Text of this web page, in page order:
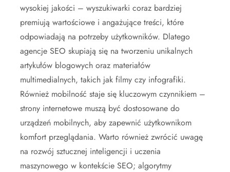
wysokiej jakości – wyszukiwarki coraz bardziej
premiują wartościowe i angażujące treści, które
odpowiadają na potrzeby użytkowników. Dlatego
agencje SEO skupiają się na tworzeniu unikalnych
artykułów blogowych oraz materiałów
multimedialnych, takich jak filmy czy infografiki.
Również mobilność staje się kluczowym czynnikiem –
strony internetowe muszą być dostosowane do
urządzeń mobilnych, aby zapewnić użytkownikom
komfort przeglądania. Warto również zwrócić uwagę
na rozwój sztucznej inteligencji i uczenia
maszynowego w kontekście SEO; algorytmy